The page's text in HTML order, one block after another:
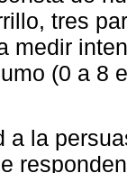
tres
medir
(0 a 8
a la